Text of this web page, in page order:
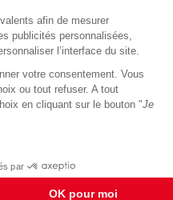
de
afin de mesurer
publicités personnalisées,
l’interface du site.
votre consentement. Vous
ou tout refuser. A tout
en cliquant sur le bouton "Je
par
OK pour moi